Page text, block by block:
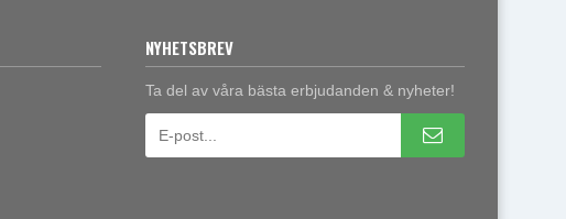
NYHETSBREV
Ta del av våra bästa erbjudanden & nyheter!